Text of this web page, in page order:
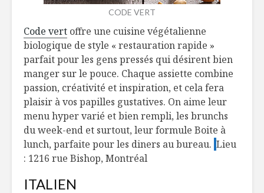
CODE VERT
Code vert offre une cuisine végétalienne
biologique de style « restauration rapide »
parfait pour les gens pressés qui désirent bien
manger sur le pouce. Chaque assiette combine
passion, créativité et inspiration, et cela fera
plaisir à vos papilles gustatives. On aime leur
menu hyper varié et bien rempli, les brunchs
du week-end et surtout, leur formule Boite à
lunch, parfaite pour les diners au bureau. Lieu
: 1216 rue Bishop, Montréal
ITALIEN